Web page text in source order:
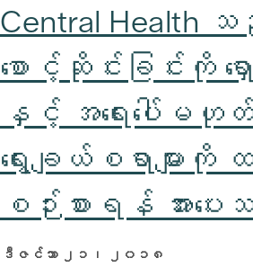
Central Health သည်
စောင့်ဆိုင်းခြင်းကို ရှ
နှင့် အရေးပေါ်မဟုတ်သ
ရွေးချယ်စရာများ
စဉ်းစားရန် အားပေ
ဒီဇင်ဘာ ၂၁၊ ၂၀၁၈